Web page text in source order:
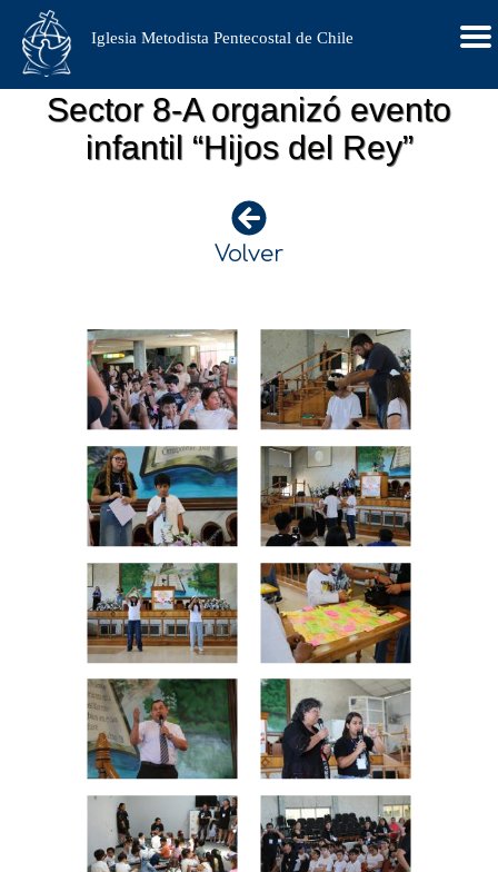
Iglesia Metodista Pentecostal de Chile
Sector 8-A organizó evento
infantil “Hijos del Rey”
Volver